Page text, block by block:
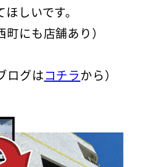
しいです。
町にも店舗あり）
ログはコチラから）